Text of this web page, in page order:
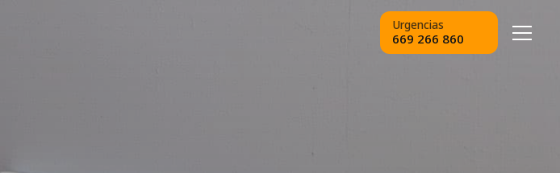
Urgencias
669 266 860